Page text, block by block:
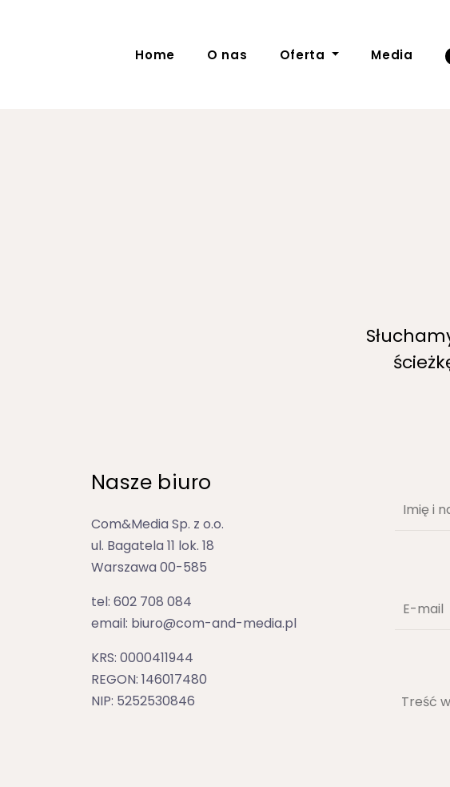
Home O nas Oferta Media
Nasze biuro
Com&Media Sp. z o.o.
ul. Bagatela 11 lok. 18
Warszawa 00-585
tel: 602 708 084
email: biuro@com-and-media.pl
KRS: 0000411944
REGON: 146017480
NIP: 5252530846